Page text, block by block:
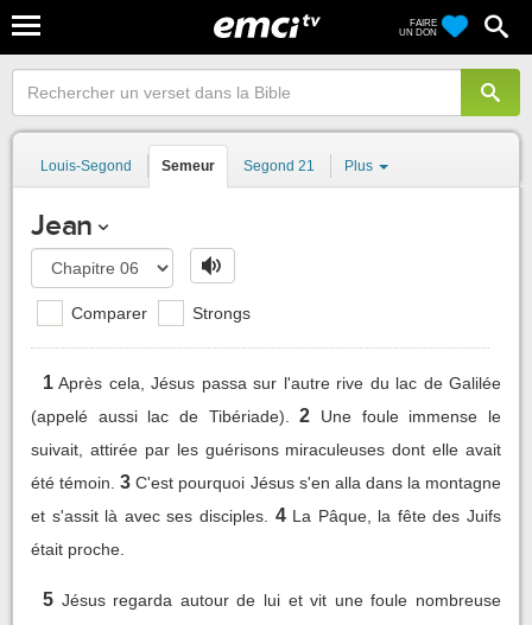
FAIRE
UN DON
Louis-Segond Semeur Segond 21 Plus
Jean
Comparer Strongs
1 Après cela, Jésus passa sur l'autre rive du lac de Galilée
(appelé aussi lac de Tibériade).
2
Une foule immense le
suivait, attirée par les guérisons miraculeuses dont elle avait
été témoin. 3 C'est pourquoi Jésus s'en alla dans la montagne
et s'assit là avec ses disciples.
4 La Pâque, la fête des Juifs
était proche.
5 Jésus regarda autour de lui et vit une foule nombreuse